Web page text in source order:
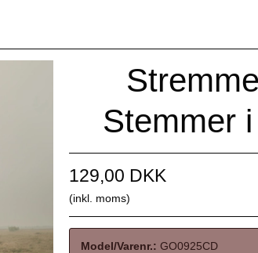
Stemmer
129,00 DKK
(inkl. moms)
Model/Varenr.: GO0925CD